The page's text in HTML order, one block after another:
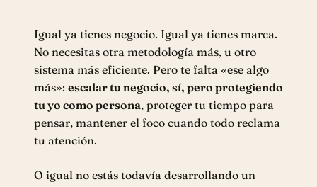
Igual ya tienes negocio. Igual ya tienes marca.
No necesitas otra metodología más, u otro
sistema más eficiente. Pero te falta «ese algo
más»: escalar tu negocio, sí, pero protegiendo
tu yo como persona, proteger tu tiempo para
pensar, mantener el foco cuando todo reclama
tu atención.
O igual no estás todavía desarrollando un